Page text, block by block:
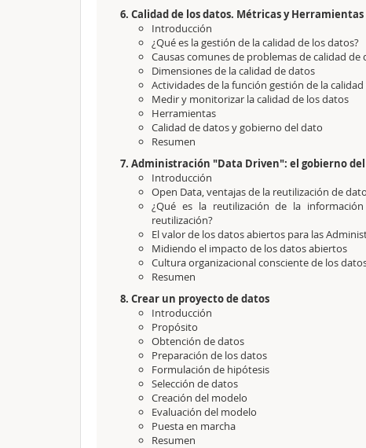
6. Calidad de los datos. Métricas y Herramientas
Introducción
¿Qué es la gestión de la calidad de los datos?
Causas comunes de problemas de calidad de
Dimensiones de la calidad de datos
Actividades de la función gestión de la
Medir y monitorizar la calidad de los datos
Herramientas
Calidad de datos y gobierno del dato
Resumen
7. Administración "Data Driven": el gobierno
Introducción
Open Data, ventajas de la reutilización de
¿Qué es la reutilización de la
reutilización?
El valor de los datos abiertos para las
Midiendo el impacto de los datos abiertos
Cultura organizacional consciente de los
Resumen
8. Crear un proyecto de datos
Introducción
Propósito
Obtención de datos
Preparación de los datos
Formulación de hipótesis
Selección de datos
Creación del modelo
Evaluación del modelo
Puesta en marcha
Resumen